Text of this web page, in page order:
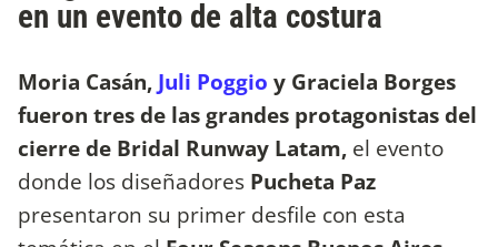
en un evento de alta costura
Moria Casán, Juli Poggio y Graciela Borges
fueron tres de las grandes protagonistas del
cierre de Bridal Runway Latam, el evento
donde los diseñadores Pucheta Paz
presentaron su primer desfile con esta